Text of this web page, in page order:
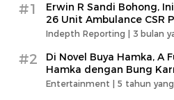
#1
Erwin R Sandi Bohong,
26 Unit Ambulance CSR
Indepth Reporting | 3 bulan
#2
Di Novel Buya Hamka, A
Hamka dengan Bung
Entertainment | 5 tahun